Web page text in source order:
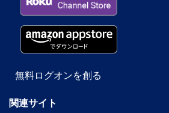
無料ログオンを創る
関連サイト